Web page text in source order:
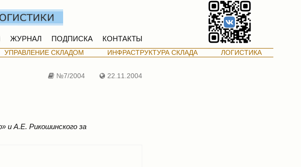
ЖУРНАЛ ПОДПИСКА КОНТАКТЫ
УПРАВЛЕНИЕ СКЛАДОМ ИНФРАСТРУКТУРА СКЛАДА ЛОГИСТИКА
№7/2004 22.11.2004
и А.Е. Рикошинского за